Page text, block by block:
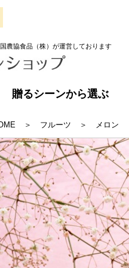
農協食品（株）が運営しております
贈るシーンから選ぶ
＞ フルーツ ＞ メロン